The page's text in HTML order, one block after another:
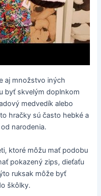
aj množstvo iných
byť skvelým doplnkom
medvedík alebo
hračky sú často hebké a
narodenia.
ktoré môžu mať podobu
pokazený zips, dieťaťu
ruksak môže byť
škôlky.